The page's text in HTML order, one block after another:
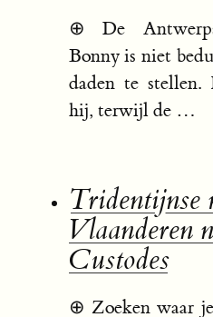
⊕De
Bonny is niet
daden te stellen.
hij, terwijl de …
Tridentijnse
Vlaanderen
Custodes
⊕ Zoeken waar